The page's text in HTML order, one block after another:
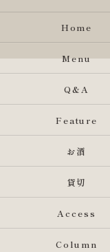
Home
Menu
Q&A
Feature
お酒
貸切
Access
Column